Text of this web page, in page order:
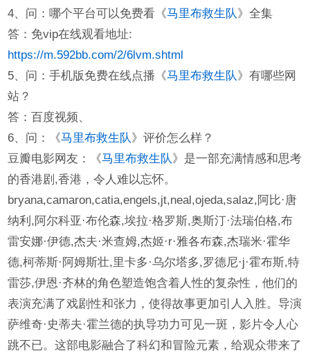
4、问：哪个平台可以免费看《马里布救生队 》全集
答：免vip在线观看地址:
https://m.592bb.com/2/6lvm.shtml
5、问：手机版免费在线点播《马里布救生队 》有哪些网
站？
答：百度视频、
6、问：《马里布救生队 》评价怎么样？
豆瓣电影网友：《马里布救生队 》是一部充满情感和思考
的香港剧,香港，令人难以忘怀。
bryana,camaron,catia,engels,jt,neal,ojeda,salaz,阿比·唐
纳利,阿尔科亚·布伦森,埃拉·格罗斯,奥斯汀·法瑞伯格,布
雷安娜·伊德,杰夫·米查姆,杰姬·r·雅各布森,杰瑞米·霍华
德,柯蒂斯·阿姆斯壮,里卡多·乌尔塔多,罗德尼·j·霍布斯,特
雷莎,伊恩·齐林的角色塑造饱含着人性的复杂性，他们的
表演充满了戏剧性和张力，使得故事更加引人入胜。导演
萨维奇·史蒂夫·霍兰德的执导功力可见一斑，影片令人心
跳不已。这部电影融合了科幻和冒险元素，给观众带来了